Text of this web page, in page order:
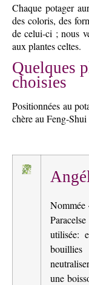
Chaque potager
des coloris, des
de celui-ci ; nous
aux plantes celtes.
Quelques
choisies
Positionnées au
chère au Feng-
Nommée
utilisée:
une